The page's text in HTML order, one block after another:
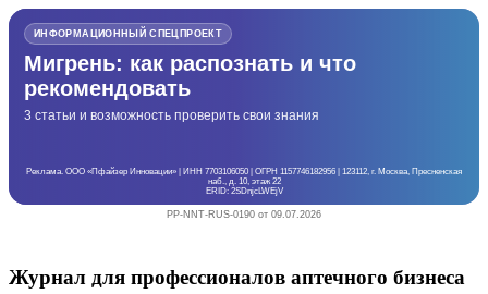
ИНФОРМАЦИОННЫЙ СПЕЦПРОЕКТ
Мигрень: как распознать и что
рекомендовать
3 статьи и возможность проверить свои знания
Реклама. ООО «Пфайзер Инновации» | ИНН 7703106050 | ОГРН 1157746182956 | 123112, г. Москва, Пресненская
наб., д. 10, этаж 22
ERID: 2SDnjcLWEjV
PP-NNT-RUS-0190 от 09.07.2026
Журнал для профессионалов аптечного бизнеса